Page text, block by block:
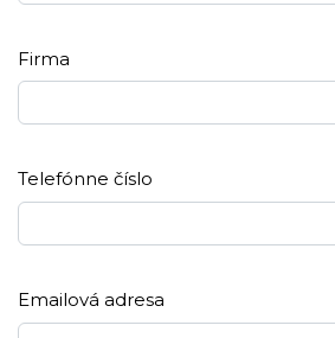
Firma
Telefónne číslo
Emailová adresa